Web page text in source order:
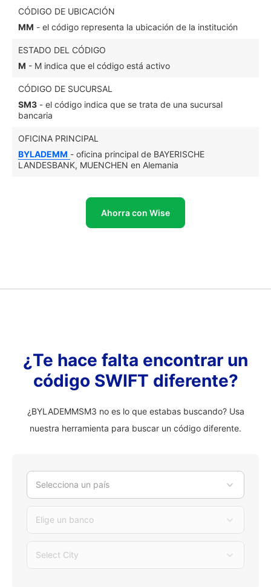
CÓDIGO DE UBICACIÓN
MM - el código representa la ubicación de la institución
ESTADO DEL CÓDIGO
M - M indica que el código está activo
CÓDIGO DE SUCURSAL
SM3 - el código indica que se trata de una sucursal
bancaria
OFICINA PRINCIPAL
BYLADEMM - oficina principal de BAYERISCHE
LANDESBANK, MUENCHEN en Alemania
Ahorra con Wise
¿Te hace falta encontrar un
código SWIFT diferente?
¿BYLADEMMSM3 no es lo que estabas buscando? Usa
nuestra herramienta para buscar un código diferente.
Selecciona un país
Elige un banco
Select City